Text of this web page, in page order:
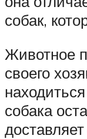
собак,
Животное
своего
собака